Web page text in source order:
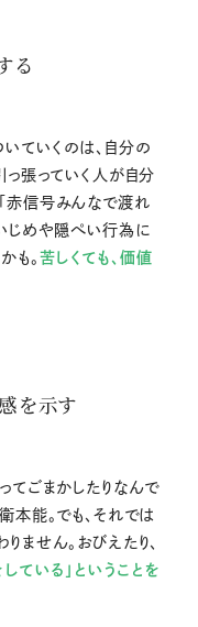
る
ていくのは、自分の
っ張っていく人が自分
赤信号みんなで渡れ
じめや隠ぺい行為に
も。 苦しくても、価値
を示す
てごまかしたりなんで
本能。でも、それでは
ません。おびえたり、
ている」ということを